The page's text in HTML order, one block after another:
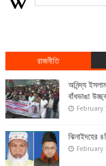
রাজনীতি
অনিন্দ্য
বাঁধভাঙা
February
ঝিনাইদহের
February